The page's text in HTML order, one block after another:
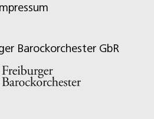
Barockorchester GbR